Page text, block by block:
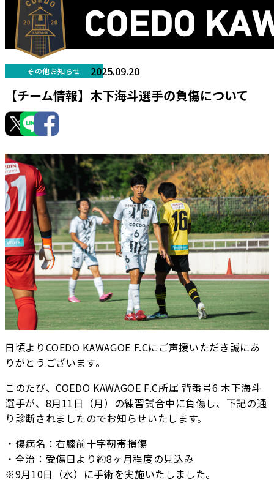
その他お知らせ 2025.09.20
【チーム情報】木下海斗選手の負傷について
日頃よりCOEDO KAWAGOE F.Cにご声援いただき誠にあ
りがとうございます。
このたび、COEDO KAWAGOE F.C所属 背番号6 木下海斗
選手が、8月11日（月）の練習試合中に負傷し、下記の通
り診断されましたのでお知らせいたします。
・傷病名：右膝前十字靭帯損傷
・全治：受傷日より約8ヶ月程度の見込み
※9月10日（水）に手術を実施いたしました。